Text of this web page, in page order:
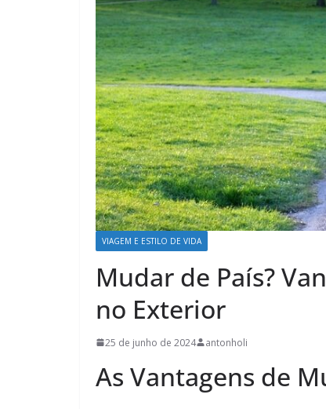
VIAGEM E ESTILO DE VIDA
Mudar de País?
no Exterior
25 de junho de 2024 antonholi
As Vantagens de